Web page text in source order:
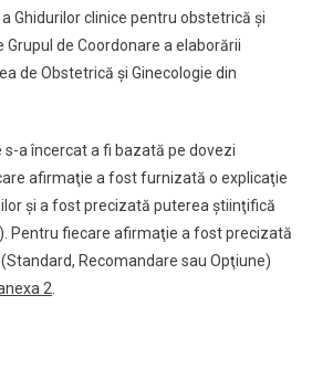
Ghidurilor clinice pentru obstetrică şi
de Coordonare a elaborării
de Obstetrică şi Ginecologie din
a încercat a fi bazată pe dovezi
afirmaţie a fost furnizată o explicaţie
şi a fost precizată puterea ştiinţifică
Pentru fiecare afirmaţie a fost precizată
Recomandare sau Opţiune)
2